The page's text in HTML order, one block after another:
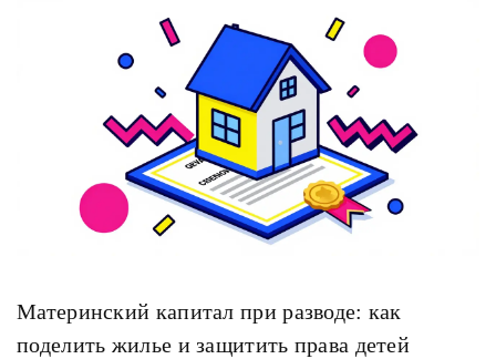
Материнский капитал при разводе: как
поделить жилье и защитить права детей